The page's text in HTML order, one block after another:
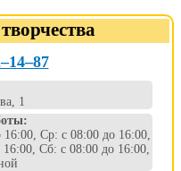
1
Ср: с 08:00 до 16:00,
Сб: с 08:00 до 16:00,